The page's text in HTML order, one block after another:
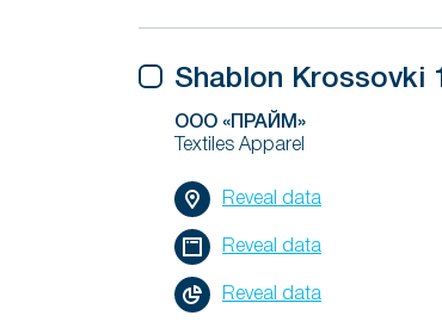
Shablon Krossovki 1
ООО «ПРАЙМ»
Textiles Apparel
Reveal data
Reveal data
Reveal data